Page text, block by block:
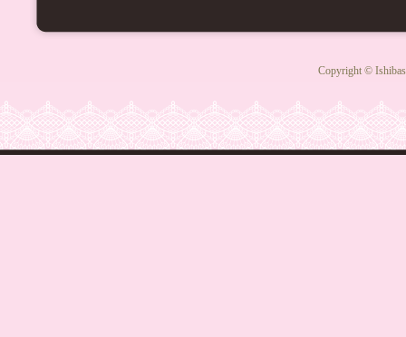
Copyright ©